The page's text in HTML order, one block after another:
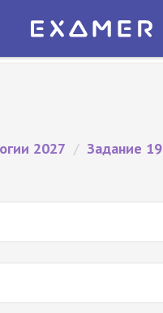
— ЕГЭ 2027
2027 / Задание 19